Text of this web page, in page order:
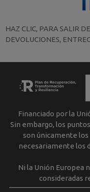
HAZ CLIC, PARA SALIR
DEVOLUCIONES,
Financiado por la
Sin embargo, los
son únicamente
necesariamente los
Ni la Unión Europea
consideradas